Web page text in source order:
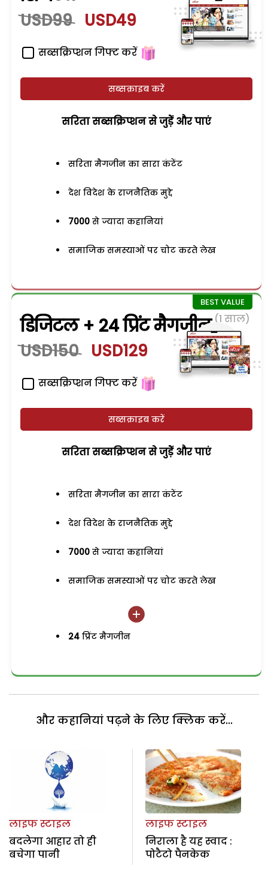
USD99 USD49
सब्सक्रिप्शन गिफ्ट करें
सब्सक्राइब करें
सरिता सब्सक्रिप्शन से जुड़ेें और पाएं
सरिता मैगजीन का सारा कंटेंट
देश विदेश के राजनैतिक मुद्दे
7000 से ज्यादा कहानियां
समाजिक समस्याओं पर चोट करते लेख
डिजिटल + 24 प्रिंट मैगजीन (1 साल)
USD150 USD129
सब्सक्रिप्शन गिफ्ट करें
सब्सक्राइब करें
सरिता सब्सक्रिप्शन से जुड़ेें और पाएं
सरिता मैगजीन का सारा कंटेंट
देश विदेश के राजनैतिक मुद्दे
7000 से ज्यादा कहानियां
समाजिक समस्याओं पर चोट करते लेख
24 प्रिंट मैगजीन
और कहानियां पढ़ने के लिए क्लिक करें...
लाइफ स्टाइल
बदलेगा आहार तो ही
बचेगा पानी
लाइफ स्टाइल
निराला है यह स्वाद :
पोटैटो पैनकेक